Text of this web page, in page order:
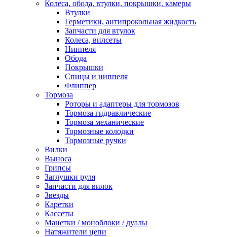
Колеса, обода, втулки, покрышки, камеры
Втулки
Герметики, антипрокольная жидкость
Запчасти для втулок
Колеса, вилсеты
Ниппеля
Обода
Покрышки
Спицы и ниппеля
Флиппер
Тормоза
Роторы и адаптеры для тормозов
Тормоза гидравлические
Тормоза механические
Тормозные колодки
Тормозные ручки
Вилки
Выноса
Грипсы
Заглушки руля
Запчасти для вилок
Звезды
Каретки
Кассеты
Манетки / моноблоки / дуалы
Натяжители цепи